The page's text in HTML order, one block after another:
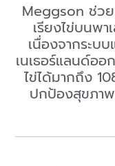
Meggson ช่ว
เรียงไข่บนพา
เนื่องจากระ
เนเธอร์แลนด์ออ
ไข่ได้มากถึง
ปกป้องสุขภา